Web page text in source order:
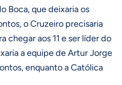
Boca, que deixaria os
o Cruzeiro precisaria
chegar aos 11 e ser líder do
a equipe de Artur Jorge
enquanto a Católica